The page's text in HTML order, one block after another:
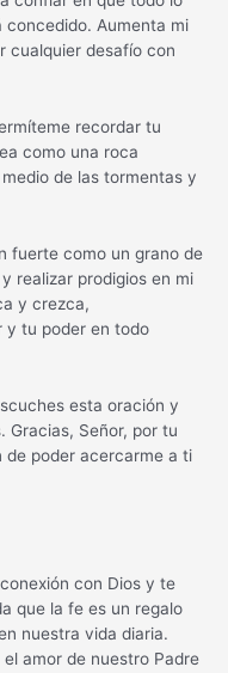
concedido. Aumenta mi
cualquier desafío con
recordar tu
como una roca
de las tormentas y
fuerte como un grano de
realizar prodigios en mi
y crezca,
y tu poder en todo
esta oración y
Gracias, Señor, por tu
de poder acercarme a ti
con Dios y te
que la fe es un regalo
nuestra vida diaria.
amor de nuestro Padre